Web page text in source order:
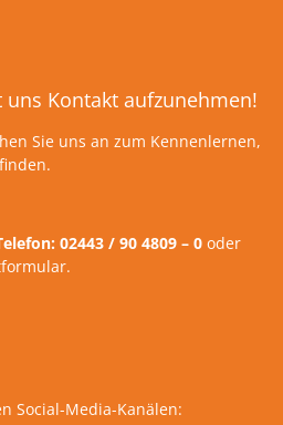
Kontakt aufzunehmen!
Sie uns an zum Kennenlernen,
02443 / 90 4809 – 0 oder
Social-Media-Kanälen: